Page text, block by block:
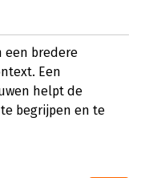
een bredere
Een
helpt de
begrijpen en te